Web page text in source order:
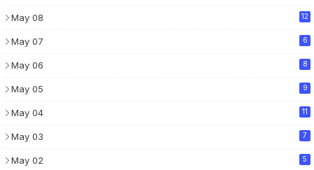
May 08 12
May 07 6
May 06 8
May 05 9
May 04 11
May 03 7
May 02 5